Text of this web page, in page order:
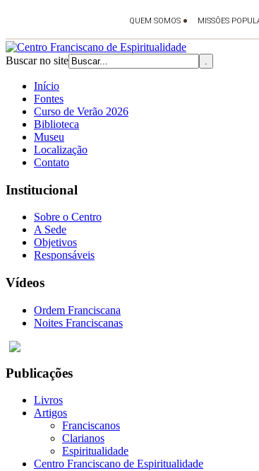
Buscar no site
Início
Fontes
Curso de Verão 2026
Biblioteca
Museu
Localização
Contato
Institucional
Sobre o Centro
A Sede
Objetivos
Responsáveis
Vídeos
Ordem Franciscana
Noites Franciscanas
Publicações
Livros
Artigos
Franciscanos
Clarianos
Espiritualidade
Centro Franciscano de Espiritualidade